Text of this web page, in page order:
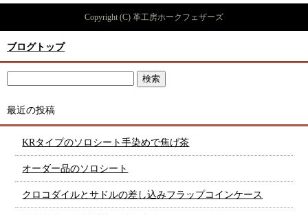
Copyright (C) 革工房ホークフェザーズ
ブログトップ
最近の投稿
KRタイプのソロシート手染めで焦げ茶
オーダー品のソロシート
クロコダイルとサドルの差し込みフラップコインケース